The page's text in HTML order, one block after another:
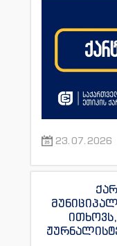
23.07.2026